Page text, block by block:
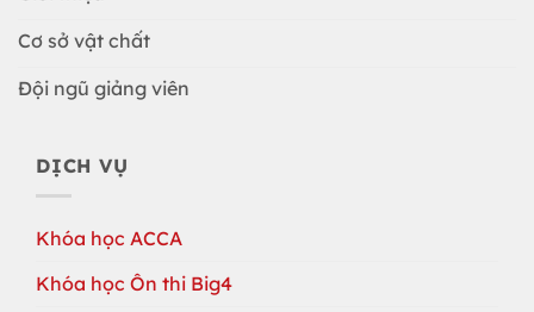
Cơ sở vật chất
Đội ngũ giảng viên
DỊCH VỤ
Khóa học ACCA
Khóa học Ôn thi Big4